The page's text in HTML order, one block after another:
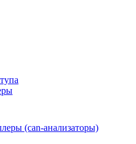
(can-анализаторы)